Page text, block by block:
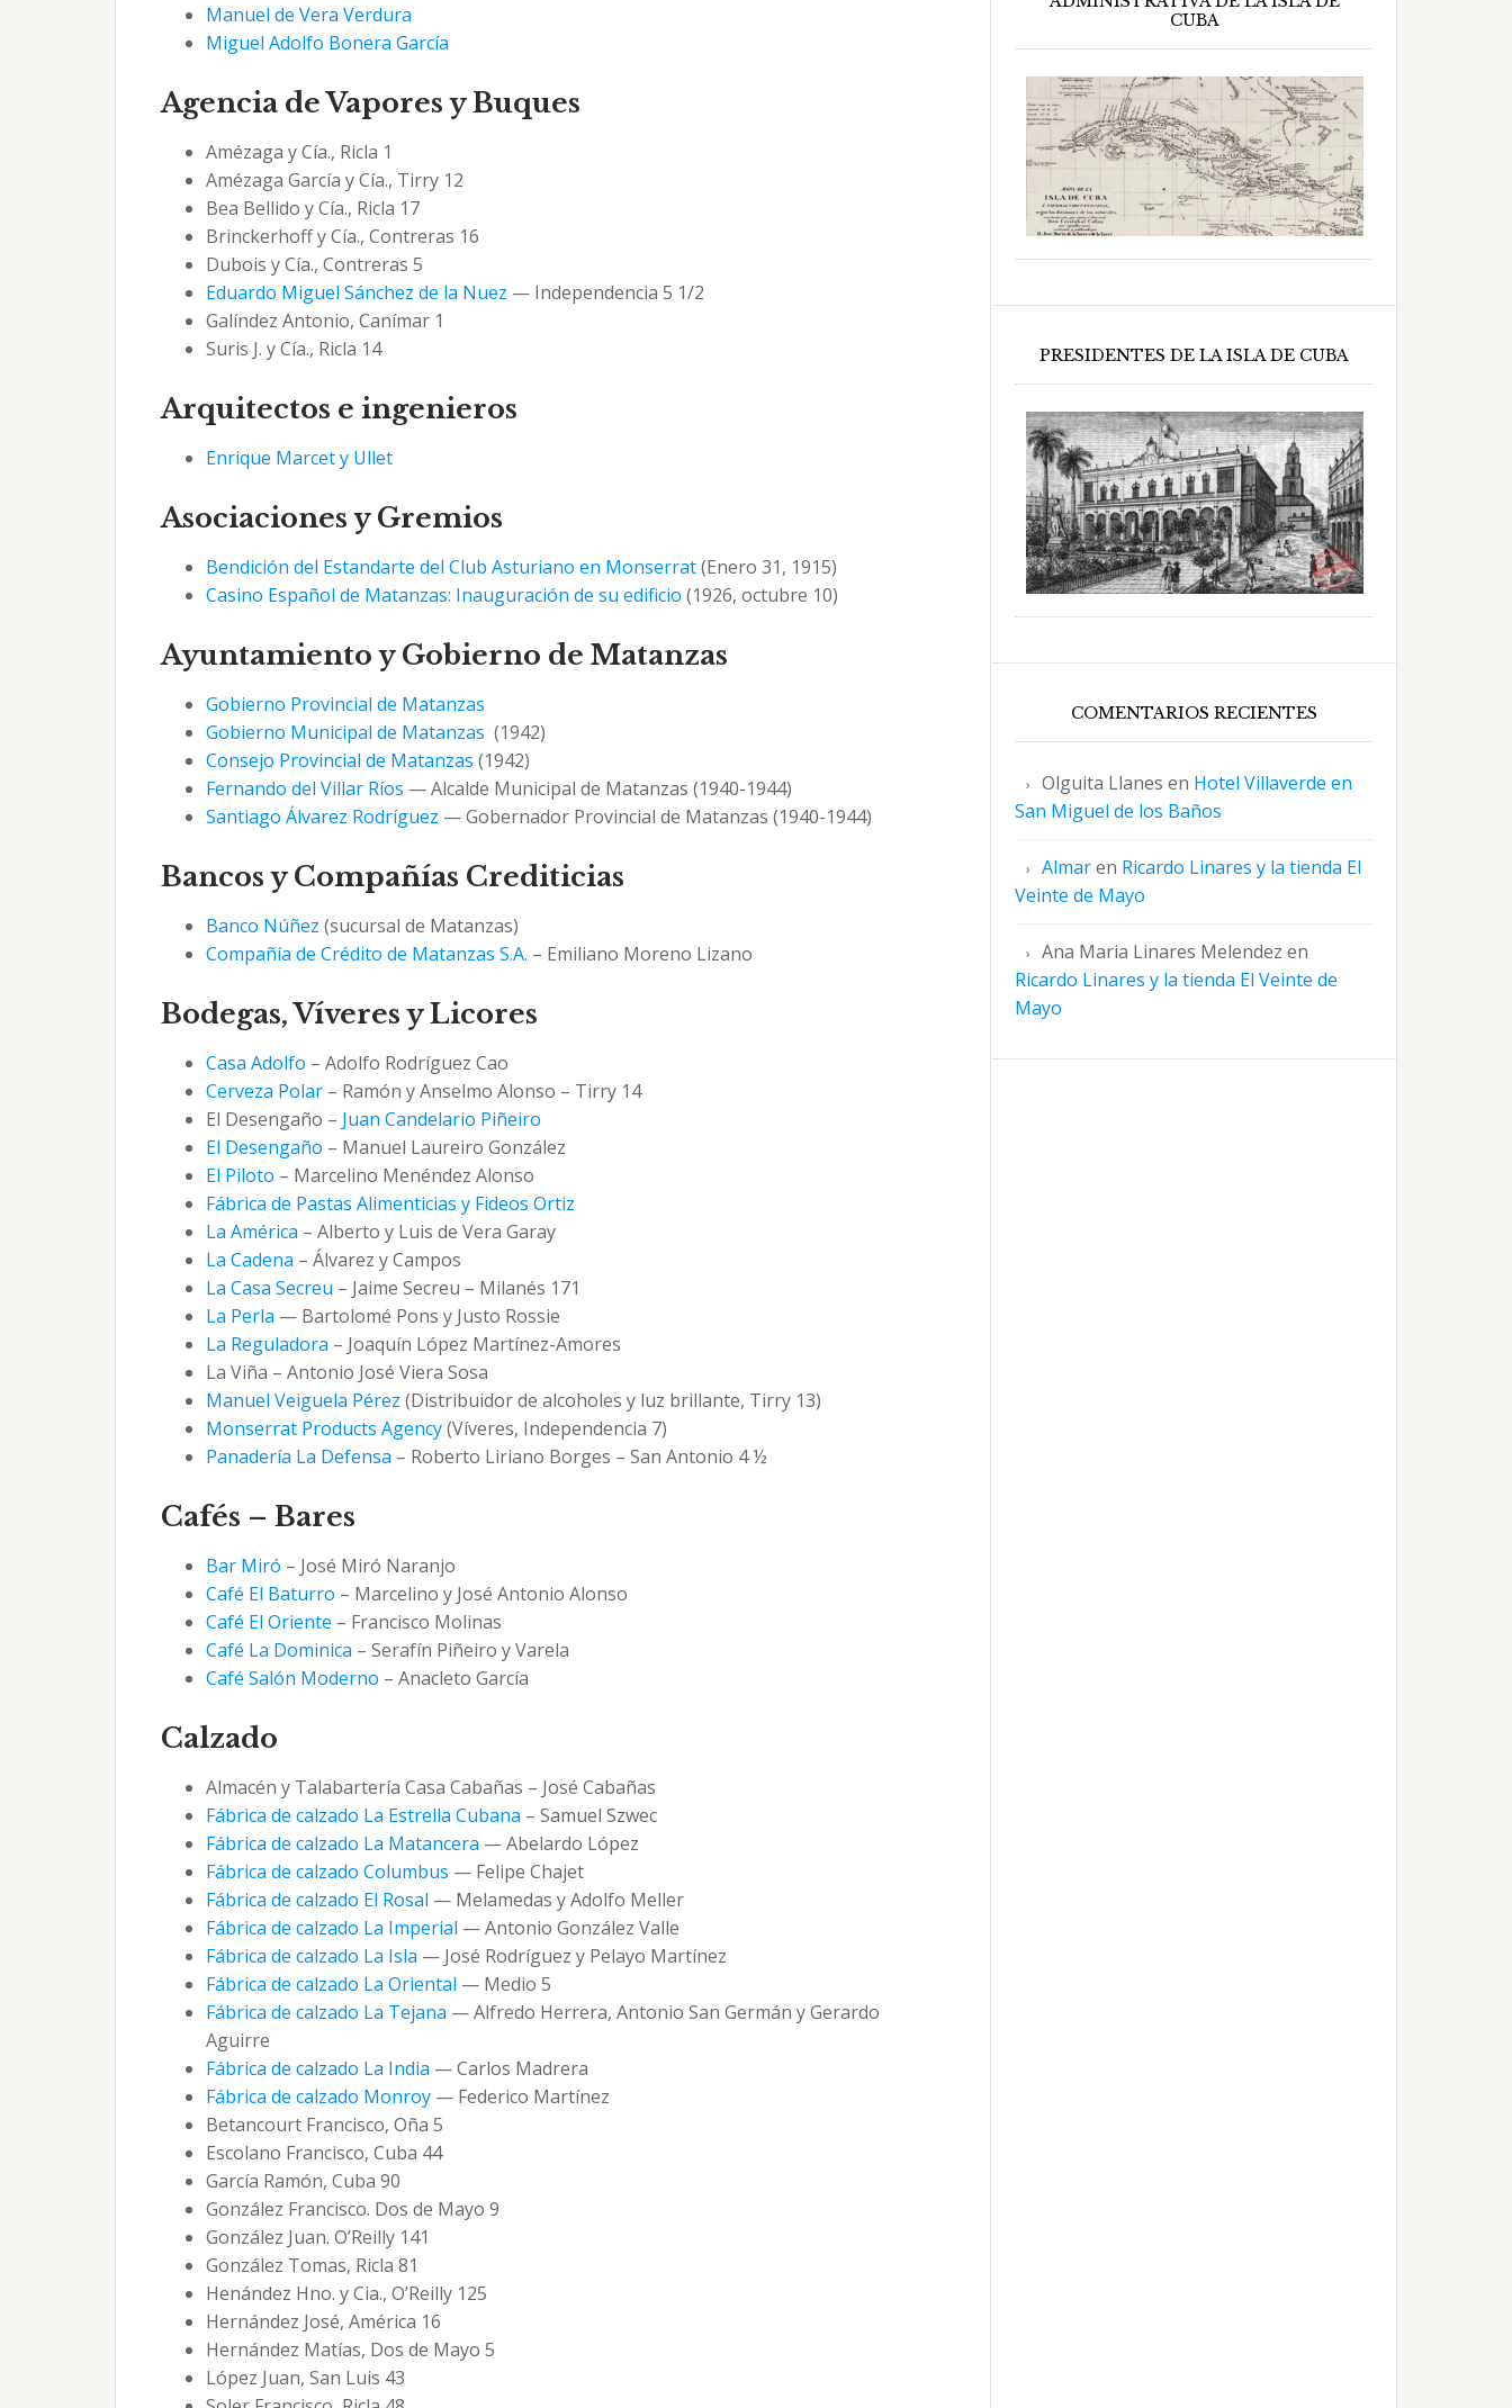
Manuel de Vera Verdura
Miguel Adolfo Bonera García
Agencia de Vapores y Buques
Amézaga y Cía., Ricla 1
Amézaga García y Cía., Tirry 12
Bea Bellido y Cía., Ricla 17
Brinckerhoff y Cía., Contreras 16
Dubois y Cía., Contreras 5
Eduardo Miguel Sánchez de la Nuez — Independencia 5 1/2
Galíndez Antonio, Canímar 1
Suris J. y Cía., Ricla 14
Arquitectos e ingenieros
Enrique Marcet y Ullet
Asociaciones y Gremios
Bendición del Estandarte del Club Asturiano en Monserrat(Enero 31, 1915)
Casino Español de Matanzas: Inauguración de su edificio (1926, octubre 10)
Ayuntamiento y Gobierno de Matanzas
Gobierno Provincial de Matanzas
Gobierno Municipal de Matanzas (1942)
Consejo Provincial de Matanzas (1942)
Fernando del Villar Ríos — Alcalde Municipal de Matanzas (1940-1944)
Santiago Álvarez Rodríguez — Gobernador Provincial de Matanzas (1940-1944)
Bancos y Compañías Crediticias
Banco Núñez (sucursal de Matanzas)
Compañía de Crédito de Matanzas S.A. – Emiliano Moreno Lizano
Bodegas, Víveres y Licores
Casa Adolfo – Adolfo Rodríguez Cao
Cerveza Polar – Ramón y Anselmo Alonso – Tirry 14
El Desengaño – Juan Candelario Piñeiro
El Desengaño – Manuel Laureiro González
El Piloto – Marcelino Menéndez Alonso
Fábrica de Pastas Alimenticias y Fideos Ortiz
La América – Alberto y Luis de Vera Garay
La Cadena – Álvarez y Campos
La Casa Secreu – Jaime Secreu – Milanés 171
La Perla — Bartolomé Pons y Justo Rossie
La Reguladora – Joaquín López Martínez-Amores
La Viña – Antonio José Viera Sosa
Manuel Veiguela Pérez (Distribuidor de alcoholes y luz brillante, Tirry 13)
Monserrat Products Agency(Víveres, Independencia 7)
Panadería La Defensa – Roberto Liriano Borges – San Antonio 4 ½
Cafés – Bares
Bar Miró – José Miró Naranjo
Café El Baturro – Marcelino y José Antonio Alonso
Café El Oriente – Francisco Molinas
Café La Dominica – Serafín Piñeiro y Varela
Café Salón Moderno – Anacleto García
Calzado
Almacén y Talabartería Casa Cabañas – José Cabañas
Fábrica de calzado La Estrella Cubana – Samuel Szwec
Fábrica de calzado La Matancera — Abelardo López
Fábrica de calzado Columbus — Felipe Chajet
Fábrica de calzado El Rosal — Melamedas y Adolfo Meller
Fábrica de calzado La Imperial — Antonio González Valle
Fábrica de calzado La Isla — José Rodríguez y Pelayo Martínez
Fábrica de calzado La Oriental — Medio 5
Fábrica de calzado La Tejana — Alfredo Herrera, Antonio San Germán y Gerardo
Aguirre
Fábrica de calzado La India — Carlos Madrera
Fábrica de calzado Monroy — Federico Martínez
Betancourt Francisco, Oña 5
Escolano Francisco, Cuba 44
García Ramón, Cuba 90
González Francisco. Dos de Mayo 9
González Juan. O’Reilly 141
González Tomas, Ricla 81
Henández Hno. y Cia., O’Reilly 125
Hernández José, América 16
Hernández Matías, Dos de Mayo 5
López Juan, San Luis 43
CUBA
PRESIDENTES DE LA ISLA DE CUBA
COMENTARIOS RECIENTES
Olguita Llanes en Hotel Villaverde en
San Miguel de los Baños
Almaren Ricardo Linares y la tienda El
Veinte de Mayo
Ana Maria Linares Melendez en
Ricardo Linares y la tienda El Veinte de
Mayo